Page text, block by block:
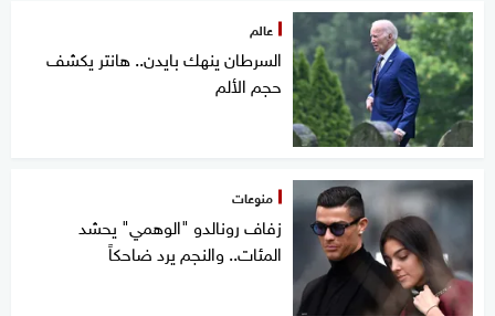
عالم
السرطان ينهك بايدن.. هانتر يكشف
حجم الألم
منوعات
زفاف رونالدو "الوهمي" يحشد
المئات.. والنجم يرد ضاحكاً